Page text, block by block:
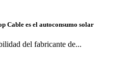
Cable es el autoconsumo solar
del fabricante de...